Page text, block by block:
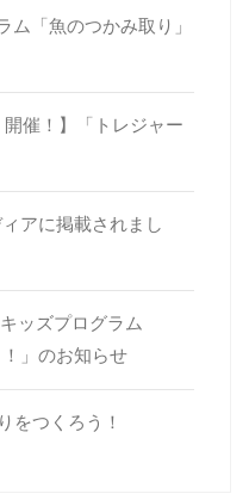
ム「魚のつかみ取り」
催！】「トレジャー
アに掲載されまし
キッズプログラム
！」のお知らせ
をつくろう！